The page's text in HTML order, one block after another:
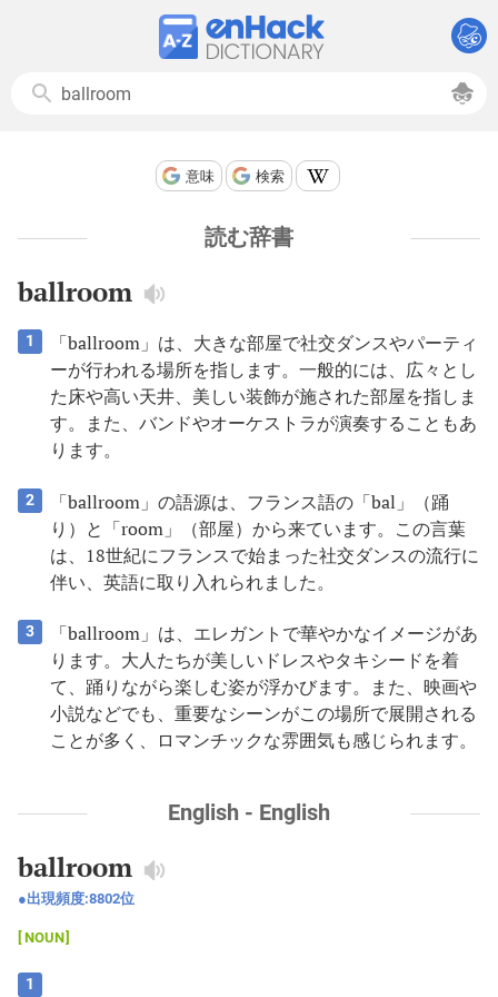
意味 検索
読む辞書
ballroom
1
「ballroom」は、大きな部屋で社交ダンスやパーティ
ーが行われる場所を指します。一般的には、広々とし
た床や高い天井、美しい装飾が施された部屋を指しま
す。また、バンドやオーケストラが演奏することもあ
ります。
2
「ballroom」の語源は、フランス語の「bal」（踊
り）と「room」（部屋）から来ています。この言葉
は、18世紀にフランスで始まった社交ダンスの流行に
伴い、英語に取り入れられました。
3
「ballroom」は、エレガントで華やかなイメージがあ
ります。大人たちが美しいドレスやタキシードを着
て、踊りながら楽しむ姿が浮かびます。また、映画や
小説などでも、重要なシーンがこの場所で展開される
ことが多く、ロマンチックな雰囲気も感じられます。
English - English
ballroom
出現頻度:8802位
NOUN
1